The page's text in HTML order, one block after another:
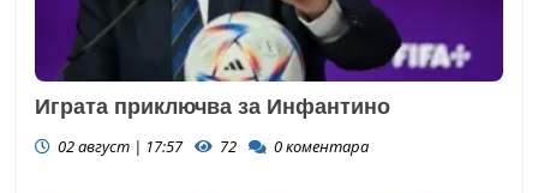
Играта приключва за Инфантино
02 август | 17:57 72 0коментара